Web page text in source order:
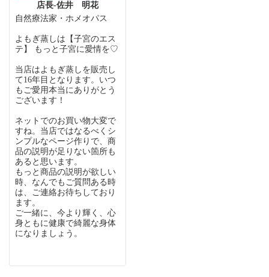
店長-佐井 明花
自然療法家・ホメオパス
よもぎ蒸しは【子宮のエス
テ】 もっと子宮に愛情を♡
当店はよもぎ蒸しを販売し
て16年目となります。いつ
もご愛用本当にありがとう
ございます！
ネットでのお買い物大変で
すね。当店ではなるべくシ
ンプルなページ作りで、商
品の説明が足りない箇所も
あると思います。
もっと商品の説明が欲しい
時、なんでもご質問ある時
は、ご連絡お待ちしており
ます。
ご一緒に、今より輝く、心
身ともに健康で綺麗な身体
になりましょう。